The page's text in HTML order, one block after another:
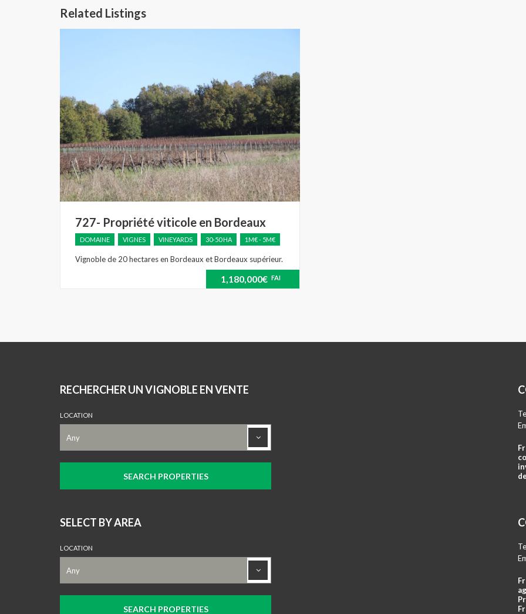
Related Listings
727- Propriété viticole en Bordeaux
DOMAINE VIGNES VINEYARDS 30-50 HA 1M€ - 5M€
Vignoble de 20 hectares en Bordeaux et Bordeaux supérieur.
1,180,000€ FAI
RECHERCHER UN VIGNOBLE EN VENTE
LOCATION
SELECT BY AREA
LOCATION